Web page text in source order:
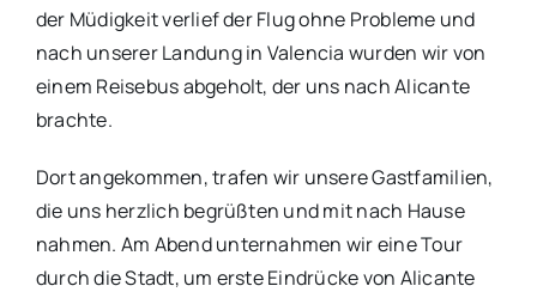
der Müdigkeit verlief der Flug ohne Probleme und
nach unserer Landung in Valencia wurden wir von
einem Reisebus abgeholt, der uns nach Alicante
brachte.
Dort angekommen, trafen wir unsere Gastfamilien,
die uns herzlich begrüßten und mit nach Hause
nahmen. Am Abend unternahmen wir eine Tour
durch die Stadt, um erste Eindrücke von Alicante